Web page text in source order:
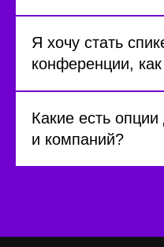
Я хочу стать
конференции,
Какие есть
и компаний?